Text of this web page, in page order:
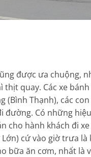
được ưa chuộng,
quay. Các xe
Thạnh), các
đường. Có những
cho hành khách đi
cứ vào giờ trưa
bữa ăn cơm, nhất là